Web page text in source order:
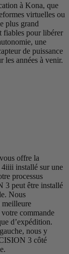
à Kona, que
virtuelles ou
plus grand
fiables pour libérer
une
de puissance
années à venir.
offre la
installé sur une
processus
3 peut être installé
Nous
meilleure
commande
d’expédition.
nous y
3 côté